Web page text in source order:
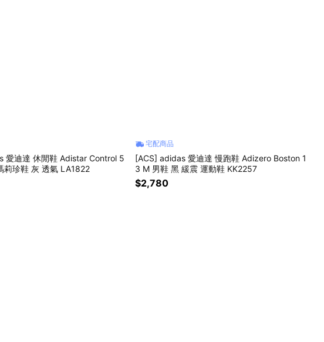
愛迪達 休閒鞋 Adistar Control 5
莉珍鞋 灰 透氣 LA1822
宅配商品
[ACS] adidas 愛迪達 慢跑鞋 Adizero Boston 1
3 M 男鞋 黑 緩震 運動鞋 KK2257
$2,780